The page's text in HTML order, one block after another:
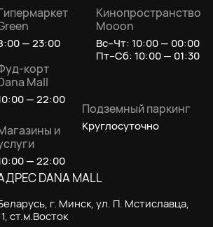
— 23:00
корт
Mall
— 22:00
и
— 22:00
Подземный паркинг
Круглосуточно
Кинопространство
Mooon
Вс–Чт: 10:00 — 00:00
Пт–Сб: 10:00 — 01:30
DANA MALL
г. Минск, ул. П. Мстиславца,
ст.м.Восток